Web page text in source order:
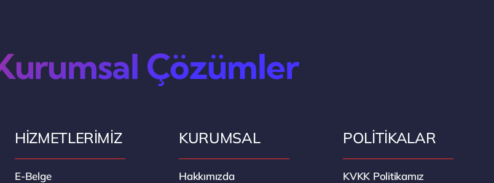
Çözümler
HİZMETLERİMİZ
E-Belge
KURUMSAL
Hakkımızda
POLİTİKALAR
KVKK Politikamız